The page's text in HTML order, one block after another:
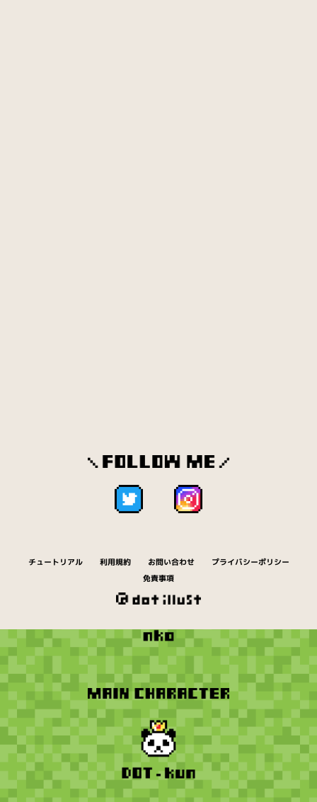
チュートリアル 利用規約 お問い合わせ
プライバシーポリシー
免責事項